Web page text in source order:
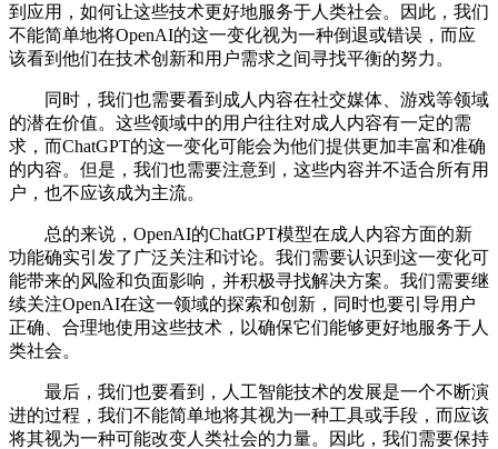
到应用，如何让这些技术更好地服务于人类社会。因此，我们
不能简单地将OpenAI的这一变化视为一种倒退或错误，而应
该看到他们在技术创新和用户需求之间寻找平衡的努力。
同时，我们也需要看到成人内容在社交媒体、游戏等领域
的潜在价值。这些领域中的用户往往对成人内容有一定的需
求，而ChatGPT的这一变化可能会为他们提供更加丰富和准确
的内容。但是，我们也需要注意到，这些内容并不适合所有用
户，也不应该成为主流。
总的来说，OpenAI的ChatGPT模型在成人内容方面的新
功能确实引发了广泛关注和讨论。我们需要认识到这一变化可
能带来的风险和负面影响，并积极寻找解决方案。我们需要继
续关注OpenAI在这一领域的探索和创新，同时也要引导用户
正确、合理地使用这些技术，以确保它们能够更好地服务于人
类社会。
最后，我们也要看到，人工智能技术的发展是一个不断演
进的过程，我们不能简单地将其视为一种工具或手段，而应该
将其视为一种可能改变人类社会的力量。因此，我们需要保持